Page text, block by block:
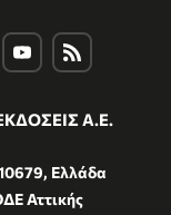
Α.Ε.
Ελλάδα
Αττικής